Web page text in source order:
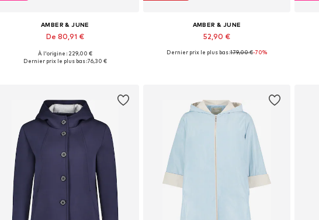
AMBER & JUNE
De 80,91 €
Disponible en plusieurs tailles
À l'origine : 229,00 €
Dernier prix le plus bas :76,30 €
AMBER & JUNE
52,90 €
Tailles disponibles: S, M, M-L
Dernier prix le plus bas :179,00 €-70%